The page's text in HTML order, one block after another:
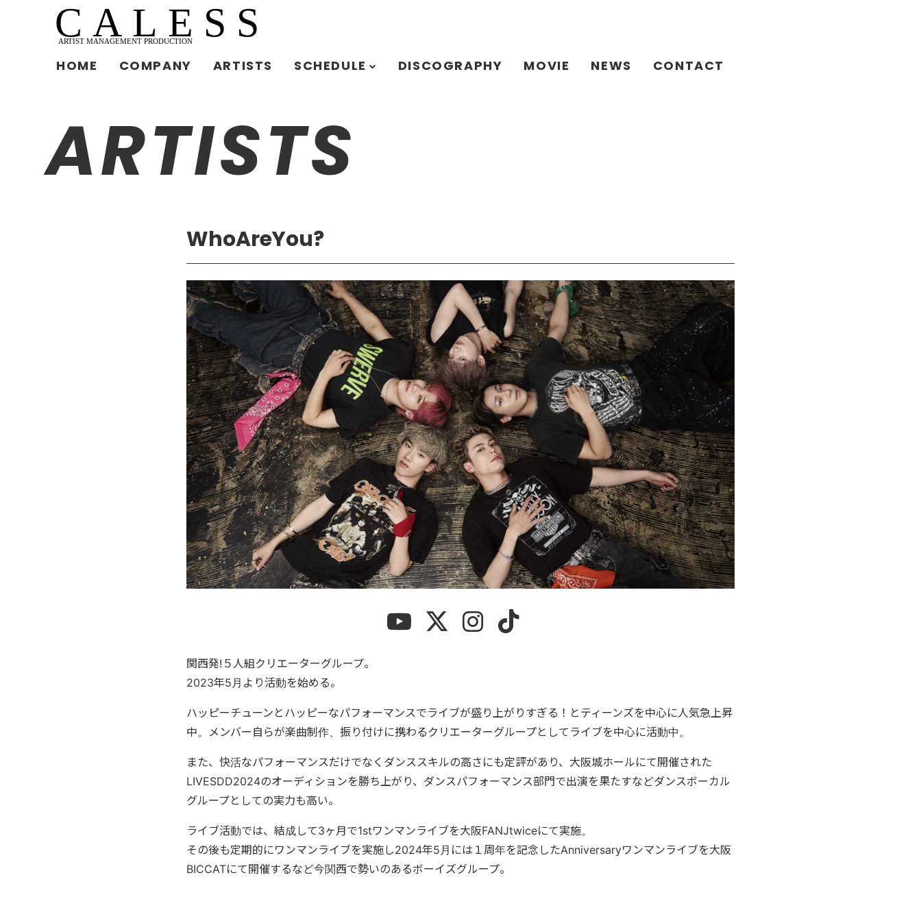
HOME COMPANY ARTISTS SCHEDULE DISCOGRAPHY MOVIE NEWS CONTACT
ARTISTS
WhoAreYou?
関西発!５人組クリエーターグループ。
2023年5月より活動を始める。
ハッピーチューンとハッピーなパフォーマンスでライブが盛り上がりすぎる！とティーンズを中心に人気急上昇
中。メンバー自らが楽曲制作、振り付けに携わるクリエーターグループとしてライブを中心に活動中。
また、快活なパフォーマンスだけでなくダンススキルの高さにも定評があり、大阪城ホールにて開催された
LIVESDD2024のオーディションを勝ち上がり、ダンスパフォーマンス部門で出演を果たすなどダンスボーカル
グループとしての実力も高い。
ライブ活動では、結成して3ヶ月で1stワンマンライブを大阪FANJtwiceにて実施。
その後も定期的にワンマンライブを実施し2024年5月には１周年を記念したAnniversaryワンマンライブを大阪
BICCATにて開催するなど今関西で勢いのあるボーイズグループ。